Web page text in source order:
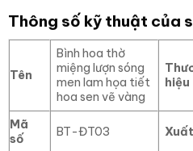
Thông số kỹ thuật của
Tên
Bình hoa thờ
miệng lượn sóng
men lam họa tiết
hoa sen vẽ vàng
hiệu
Mã
số
BT-ĐT03